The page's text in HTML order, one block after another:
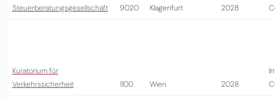
Steuerberatungsgesellschaft
9020 Klagenfurt 2028
Kuratorium für
Verkehrssicherheit
1100 Wien 2028